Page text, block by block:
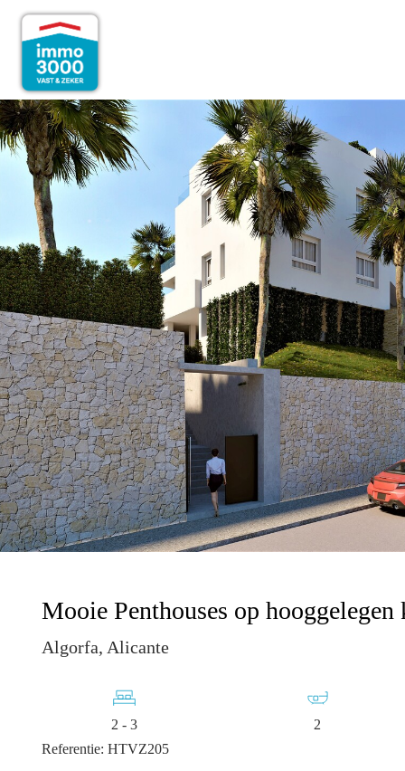
Mooie Penthouses op
Algorfa, Alicante
2 - 3
2
Referentie: HTVZ205